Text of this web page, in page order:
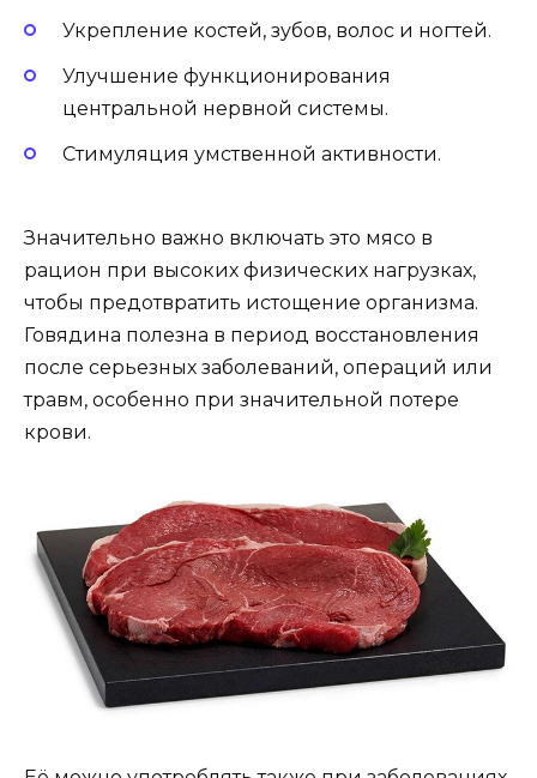
Укрепление костей, зубов, волос и ногтей.
Улучшение функционирования
центральной нервной системы.
Стимуляция умственной активности.
Значительно важно включать это мясо в
рацион при высоких физических нагрузках,
чтобы предотвратить истощение организма.
Говядина полезна в период восстановления
после серьезных заболеваний, операций или
травм, особенно при значительной потере
крови.